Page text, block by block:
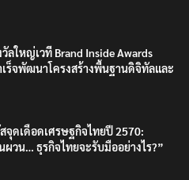
วัลใหญ่เวที Brand Inside Awards
ร็จพัฒนาโครงสร้างพื้นฐานดิจิทัลและ
จุดเดือดเศรษฐกิจไทยปี 2570:
ผวน… ธุรกิจไทยจะรับมืออย่างไร?”